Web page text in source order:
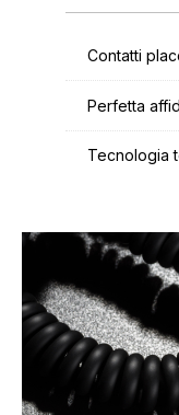
Contatti
Perfetta
Tecnologia